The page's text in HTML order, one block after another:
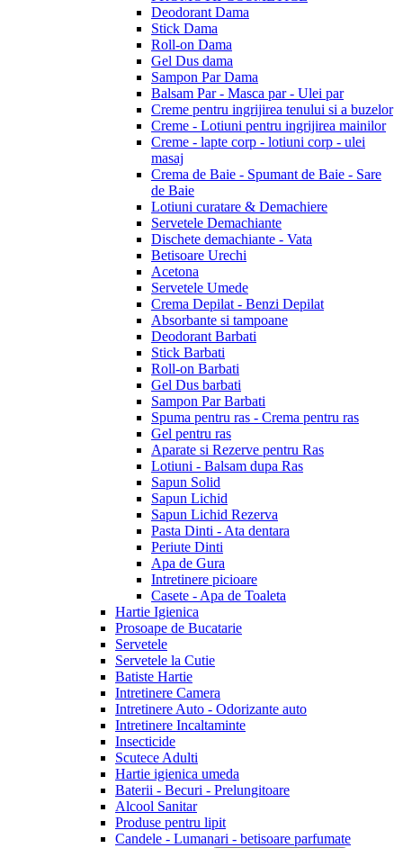
Deodorant Dama
Stick Dama
Roll-on Dama
Gel Dus dama
Sampon Par Dama
Balsam Par - Masca par - Ulei par
Creme pentru ingrijirea tenului si a buzelor
Creme - Lotiuni pentru ingrijirea mainilor
Creme - lapte corp - lotiuni corp - ulei
masaj
Crema de Baie - Spumant de Baie - Sare
de Baie
Lotiuni curatare & Demachiere
Servetele Demachiante
Dischete demachiante - Vata
Betisoare Urechi
Acetona
Servetele Umede
Crema Depilat - Benzi Depilat
Absorbante si tampoane
Deodorant Barbati
Stick Barbati
Roll-on Barbati
Gel Dus barbati
Sampon Par Barbati
Spuma pentru ras - Crema pentru ras
Gel pentru ras
Aparate si Rezerve pentru Ras
Lotiuni - Balsam dupa Ras
Sapun Solid
Sapun Lichid
Sapun Lichid Rezerva
Pasta Dinti - Ata dentara
Periute Dinti
Apa de Gura
Intretinere picioare
Casete - Apa de Toaleta
Hartie Igienica
Prosoape de Bucatarie
Servetele
Servetele la Cutie
Batiste Hartie
Intretinere Camera
Intretinere Auto - Odorizante auto
Intretinere Incaltaminte
Insecticide
Scutece Adulti
Hartie igienica umeda
Baterii - Becuri - Prelungitoare
Alcool Sanitar
Produse pentru lipit
Candele - Lumanari - betisoare parfumate